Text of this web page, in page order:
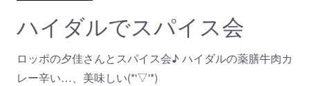
ハイダルでスパイス会
ロッポの夕佳さんとスパイス会♪ ハイダルの薬膳牛肉カ
レー辛い…、美味しい(*'▽'*)